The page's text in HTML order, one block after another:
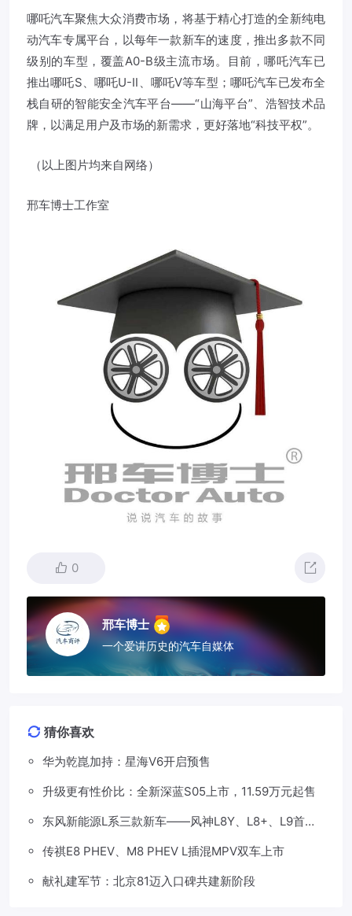
哪吒汽车聚焦大众消费市场，将基于精心打造的全新纯电
动汽车专属平台，以每年一款新车的速度，推出多款不同
级别的车型，覆盖A0-B级主流市场。目前，哪吒汽车已
推出哪吒S、哪吒U-Ⅱ、哪吒V等车型；哪吒汽车已发布全
栈自研的智能安全汽车平台——“山海平台”、浩智技术品
牌，以满足用户及市场的新需求，更好落地“科技平权”。
（以上图片均来自网络）
邢车博士工作室
0
邢车博士
一个爱讲历史的汽车自媒体
猜你喜欢
华为乾崑加持：星海V6开启预售
升级更有性价比：全新深蓝S05上市，11.59万元起售
东风新能源L系三款新车——风神L8Y、L8+、L9首发
传祺E8 PHEV、M8 PHEV L插混MPV双车上市
献礼建军节：北京81迈入口碑共建新阶段